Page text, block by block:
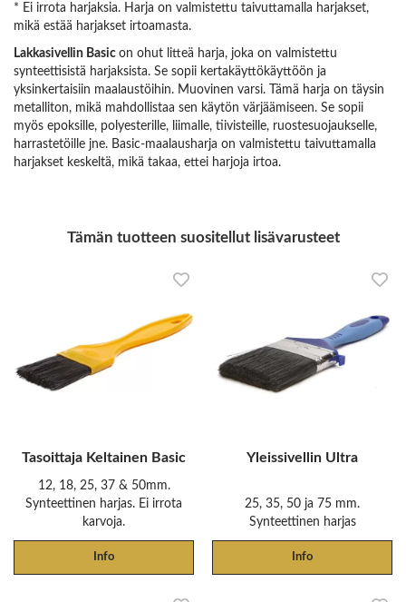
* Ei irrota harjaksia. Harja on valmistettu taivuttamalla harjakset,
mikä estää harjakset irtoamasta.
Lakkasivellin Basic on ohut litteä harja, joka on valmistettu
synteettisistä harjaksista. Se sopii kertakäyttökäyttöön ja
yksinkertaisiin maalaustöihin. Muovinen varsi. Tämä harja on täysin
metalliton, mikä mahdollistaa sen käytön värjäämiseen. Se sopii
myös epoksille, polyesterille, liimalle, tiivisteille, ruostesuojaukselle,
harrastetöille jne. Basic-maalausharja on valmistettu taivuttamalla
harjakset keskeltä, mikä takaa, ettei harjoja irtoa.
Tämän tuotteen suositellut lisävarusteet
Tasoittaja Keltainen Basic
12, 18, 25, 37 & 50mm.
Synteettinen harjas. Ei irrota
karvoja.
Info
Yleissivellin Ultra
25, 35, 50 ja 75 mm.
Synteettinen harjas
Info